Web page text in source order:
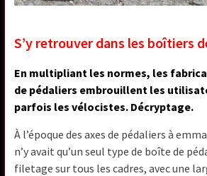
S’y retrouver dans les boîtiers
En multipliant les normes, les
de pédaliers embrouillent les
parfois les vélocistes. Décryptage.
À l’époque des axes de pédaliers à
n’y avait qu’un seul type de boîte de
filetage sur tous les cadres, avec une